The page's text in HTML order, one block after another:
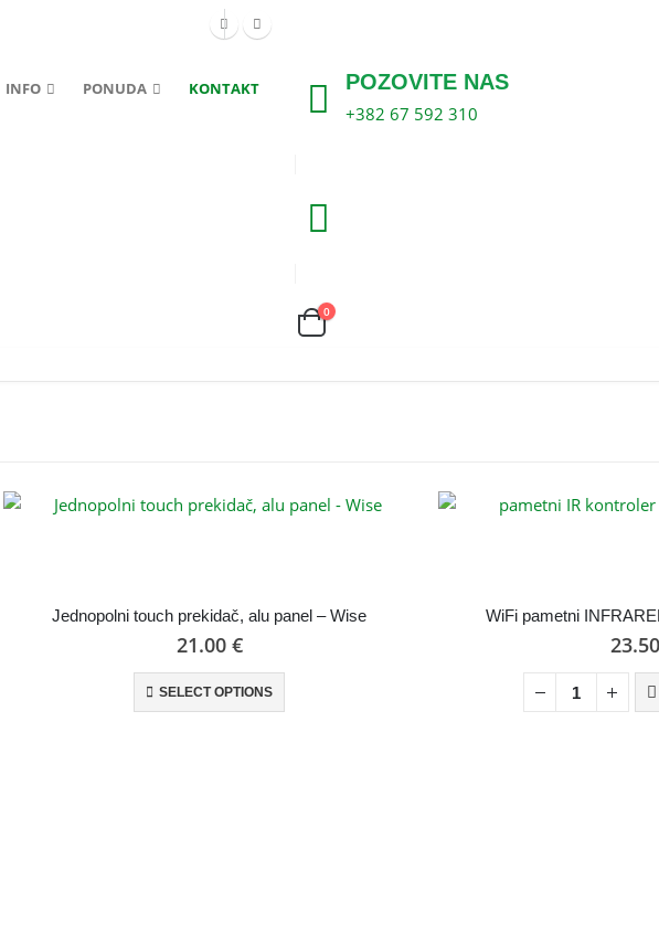
INFO PONUDA KONTAKT POZOVITE NAS
+382 67 592 310
0
Jednopolni touch prekidač, alu panel – Wise
21.00 €
SELECT OPTIONS
WiFi pametni